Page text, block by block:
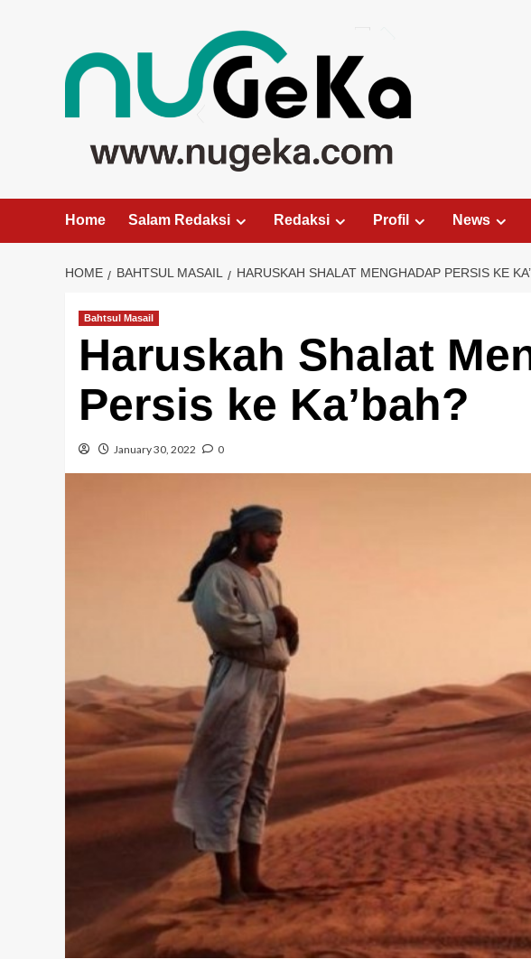
Home Salam Redaksi Redaksi Profil News
HOME BAHTSUL MASAIL HARUSKAH SHALAT MENGHADAP PERSIS KE
Bahtsul Masail
Haruskah Shalat
Persis ke Ka’bah?
January 30, 2022 0